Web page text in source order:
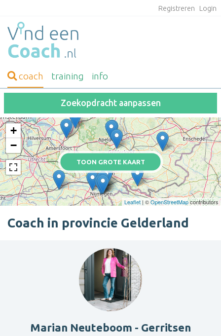
Registreren Login
coach training info
Zoekopdracht aanpassen
TOON GROTE KAART
+
−
Leaflet | ©OpenStreetMapcontributors
Coach in provincie Gelderland
Marian Neuteboom - Gerritsen